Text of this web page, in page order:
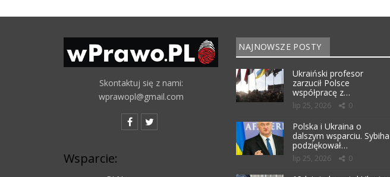
Skontaktuj się z nami:
wprawopl@gmail.com
Wsparcie:
NAJNOWSZE POSTY
Ukraiński profesor
zarzucił Polsce
współpracę z…
lip 25, 2026 0
Polska i Ukraina o
dalszym wsparciu. Sybiha
podziękował…
lip 25, 2026 0